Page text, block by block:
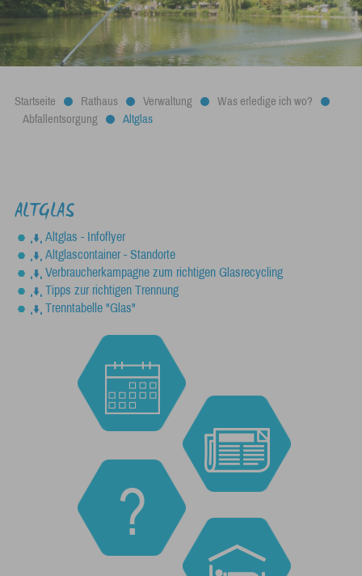
Startseite Rathaus Verwaltung
Was erledige ich wo?
Abfallentsorgung
Altglas
ALTGLAS
Altglas - Infoflyer
Altglascontainer - Standorte
Verbraucherkampagne zum richtigen Glasrecycling
Tipps zur richtigen Trennung
Trenntabelle "Glas"